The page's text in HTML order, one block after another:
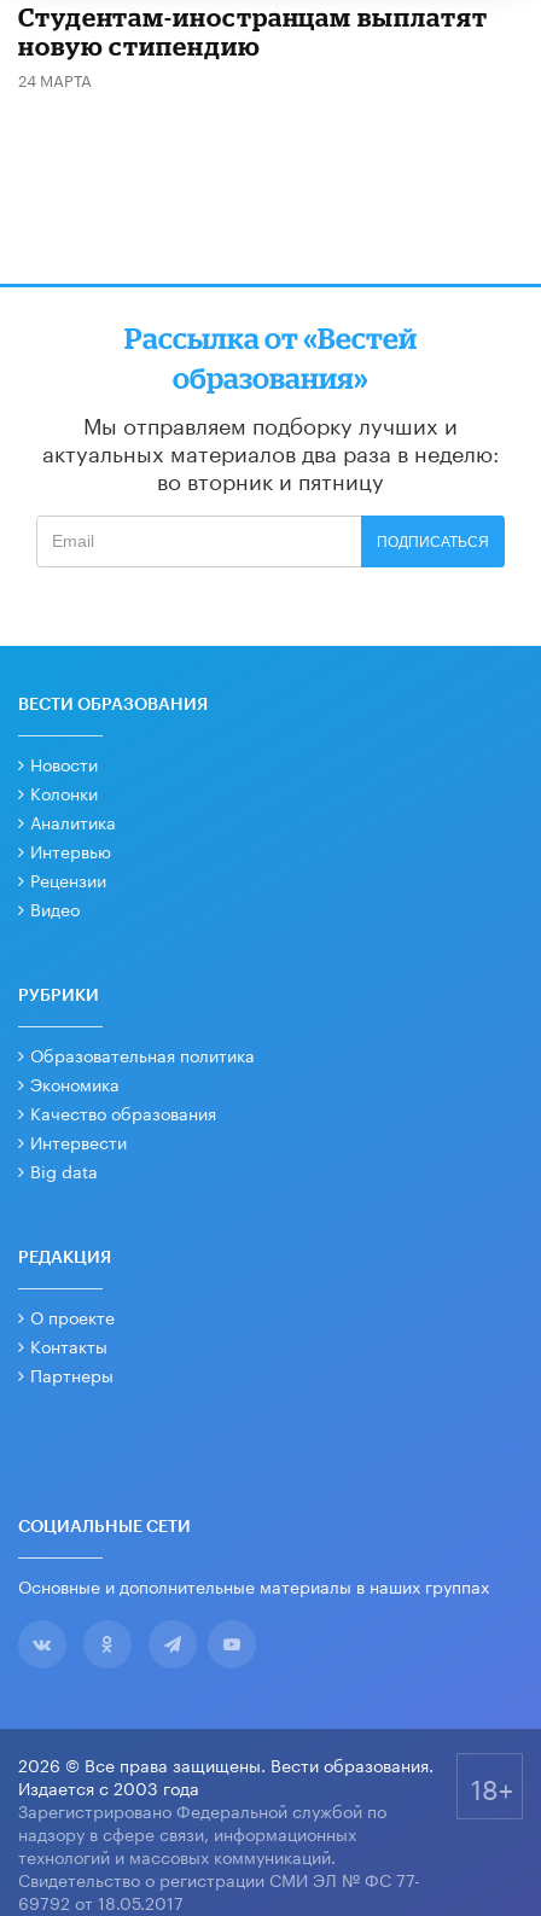
Студентам-иностранцам выплатят
новую стипендию
24 МАРТА
Рассылка от «Вестей
образования»
Мы отправляем подборку лучших и
актуальных материалов два раза в неделю:
во вторник и пятницу
ПОДПИСАТЬСЯ
ВЕСТИ ОБРАЗОВАНИЯ
Новости
Колонки
Аналитика
Интервью
Рецензии
Видео
РУБРИКИ
Образовательная политика
Экономика
Качество образования
Интервести
Big data
РЕДАКЦИЯ
О проекте
Контакты
Партнеры
СОЦИАЛЬНЫЕ СЕТИ
Основные и дополнительные материалы в наших группах
2026 © Все права защищены. Вести образования.
Издается с 2003 года
Зарегистрировано Федеральной службой по
надзору в сфере связи, информационных
технологий и массовых коммуникаций.
Свидетельство о регистрации СМИ ЭЛ № ФС 77-
69792 от 18.05.2017
18+